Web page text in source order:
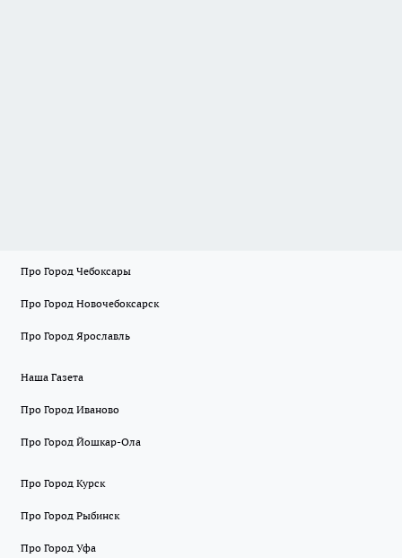
Про Город Чебоксары
Про Город Новочебоксарск
Про Город Ярославль
Наша Газета
Про Город Иваново
Про Город Йошкар-Ола
Про Город Курск
Про Город Рыбинск
Про Город Уфа